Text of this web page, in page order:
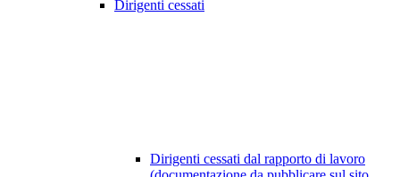
Dirigenti cessati
Dirigenti cessati dal rapporto di lavoro